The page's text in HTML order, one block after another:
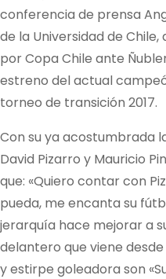
conferencia de prensa
de la Universidad de
por Copa Chile ante
estreno del actual
torneo de transición 2017.
Con su ya acostumbrada
David Pizarro y Mauricio
que: «Quiero contar con
pueda, me encanta su
jerarquía hace mejorar a
delantero que viene
y estirpe goleadora son